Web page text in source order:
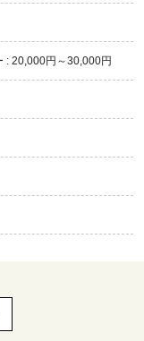
: 20,000円～30,000円